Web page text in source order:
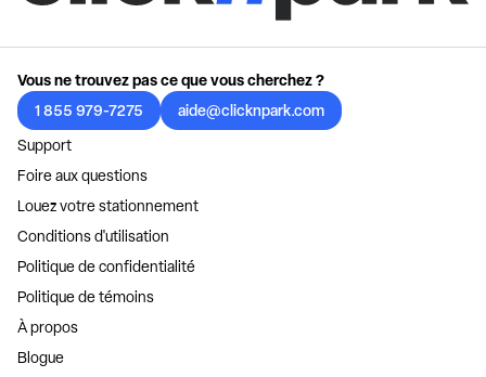
Vous ne trouvez pas ce que vous cherchez ?
1 855 979-7275
aide@clicknpark.com
Support
Foire aux questions
Louez votre stationnement
Conditions d'utilisation
Politique de confidentialité
Politique de témoins
À propos
Blogue